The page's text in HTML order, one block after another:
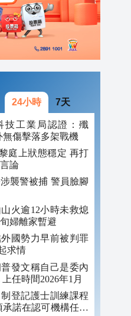
24小時 7天
技工業局認證：殲
無傷擊落多架戰機
庭上狀態穩定 再打
論
襲警被捕 警員臉腳
火逾12小時未救熄
婦離家暫避
國勢力早前被判罪
求情
發文稱自己是委內
任時間2026年1月
登記護士訓練課程
承諾在認可機構任職